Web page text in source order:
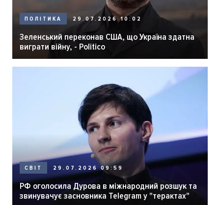
ПОЛІТИКА 29.07.2026 10:02
Зеленський переконав США, що Україна здатна
виграти війну, - Politico
СВІТ 29.07.2026 09:59
РФ оголосила Дурова в міжнародний розшук та
звинувачує засновника Telegram у "терактах"